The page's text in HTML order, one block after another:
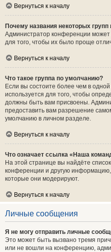
Вернуться к началу
Почему названия некоторых
Администратор конференции может
для того, чтобы их было проще
Вернуться к началу
Что такое группа по умолчанию?
Если вы состоите более чем в
используется для того, чтобы
должны быть вам присвоены.
предоставить вам разрешение
умолчанию в личном разделе.
Вернуться к началу
Что означает ссылка «Наша
На этой странице вы найдёте
конференции и другую
которые они модерируют.
Вернуться к началу
Личные сообщения
Я не могу отправить личные
Это может быть вызвано тремя
или не вошли на конференцию,